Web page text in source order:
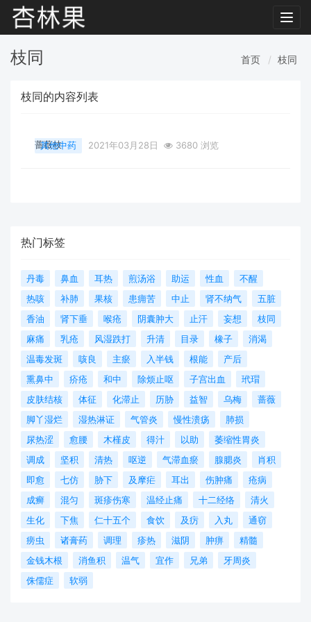
枝同 首页 枝同
枝同的内容列表
蔷薇枝
其他中药 2021年03月28日 3680 浏览
热门标签
丹毒 鼻血 耳热 煎汤浴 助运 性血
不醒
热咳
补肺 果核 患痈苦 中止 肾不纳气
五脏
香油
肾下垂 喉疮 阴囊肿大 止汗 妄想
枝同
麻痛
乳疮 风湿跌打 升清 目录 橡子
消渴
温毒发斑
咳良 主瘀 入半钱 根能
产后
熏鼻中
疥疮 和中 除烦止呕 子宫出血
玳瑁
皮肤结核
体征 化滞止 历胁 益智 乌梅
蔷薇
脚丫湿烂
湿热淋证 气管炎 慢性溃疡
肺损
尿热涩
愈腰 木槿皮 得汁 以助
萎缩性胃炎
调成
坚积 清热 呕逆 气滞血瘀 腺腮炎
肖积
即愈
七仿 胁下 及摩疟 耳出 伤肿痛
疮病
成癣
混匀 斑疹伤寒 温经止痛 十二经络
清火
生化
下焦 仁十五个 食饮 及疠 入丸
通窃
痨虫
诸膏药 调理 疹热 滋阴 肿痹
精髓
金钱木根
消鱼积 温气 宜作 兄弟
牙周炎
侏儒症
软弱